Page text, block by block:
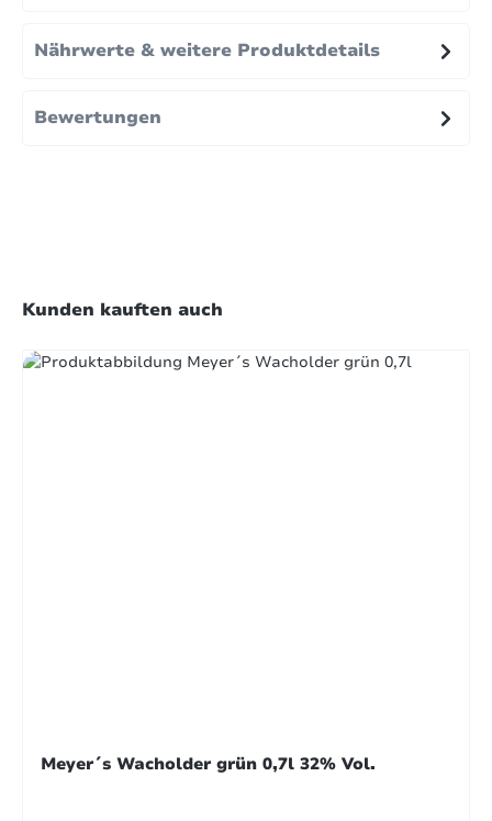
Nährwerte & weitere Produktdetails
Bewertungen
Produktgalerie überspringen
Kunden kauften auch
Meyer´s Wacholder grün 0,7l 32% Vol.